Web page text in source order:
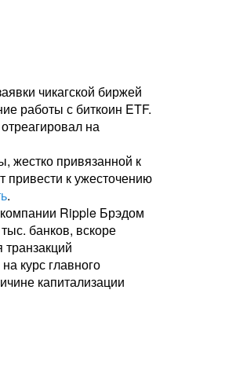
чикагской биржей
работы с биткоин ETF.
на
жестко привязанной к
к ужесточению
.
Ripple Брэдом
банков, вскоре
на курс главного
капитализации